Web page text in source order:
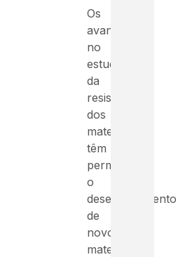
Os
avanços
no
estudo
da
resistência
dos
materiais
têm
permitido
o
desenvolvimento
de
novos
materiais